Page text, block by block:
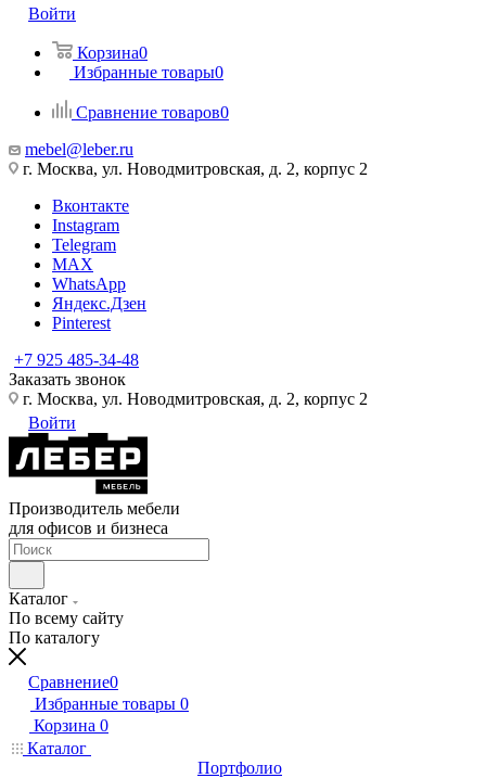
Войти
Корзина0
Избранные товары0
Сравнение товаров0
mebel@leber.ru
г. Москва, ул. Новодмитровская, д. 2, корпус 2
Вконтакте
Instagram
Telegram
MAX
WhatsApp
Яндекс.Дзен
Pinterest
+7 925 485-34-48
Заказать звонок
г. Москва, ул. Новодмитровская, д. 2, корпус 2
Войти
Производитель мебели
для офисов и бизнеса
Каталог
По всему сайту
По каталогу
Сравнение0
Избранные товары 0
Корзина 0
Каталог
Портфолио